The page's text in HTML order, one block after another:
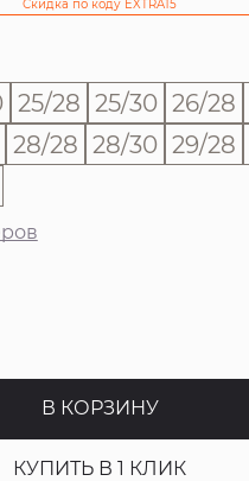
Скидка по коду EXTRA15
25/28 25/30 26/28
28/28 28/30 29/28
В КОРЗИНУ
КУПИТЬ В 1 КЛИК